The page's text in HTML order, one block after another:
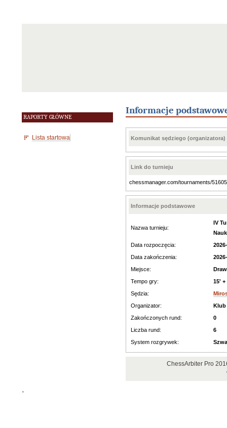
RAPORTY GŁÓWNE
Lista startowa
Informacje
Komunikat sędziego (organizatora)
Link do turnieju
chessmanager.com/tournaments/
Informacje podstawowe
Nazwa turnieju:
IV
Data rozpoczęcia:
Data zakończenia:
Miejsce:
Tempo gry:
15'
Sędzia:
Organizator:
Klub
Zakończonych rund:
0
Liczba rund:
6
System rozgrywek:
ChessArbiter Pro
'